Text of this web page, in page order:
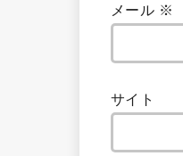
メール ※
サイト